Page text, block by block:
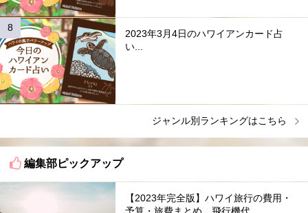
2023年3月4日のハワイアンカード占
い...
ジャンル別ランキングはこちら
編集部ピックアップ
【2023年完全版】ハワイ旅行の費用・